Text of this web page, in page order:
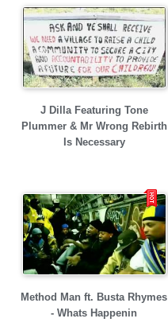
J Dilla Featuring Tone
Plummer & Mr Wrong Rebirth
Is Necessary
Method Man ft. Busta Rhymes
- Whats Happenin